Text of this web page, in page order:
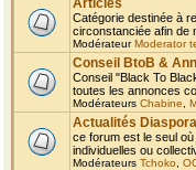
Articles
Catégorie destinée à
circonstanciée afin de
ModérateurModerator
Conseil BtoB &
Conseil "Black To
toutes les annonces
Modérateurs Chabine
Actualités
ce forum est le seul
individuelles ou
Modérateurs Tchoko